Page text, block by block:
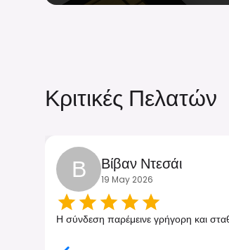
Κριτικές Πελατών
Β Βίβαν Ντεσάι
19 May 2026
Η σύνδεση παρέμεινε γρήγορη και